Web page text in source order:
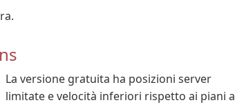
La versione gratuita ha posizioni server
limitate e velocità inferiori rispetto ai piani a